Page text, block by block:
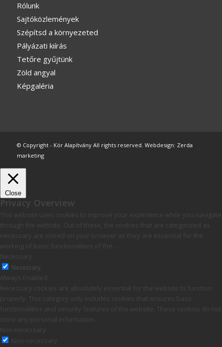
Rólunk
Sajtóközlemények
Szépítsd a környezeted
Pályázati kiírás
Tetőre gyűjtünk
Zöld angyal
Képgaléria
© Copyright - Kör Alapítvány All rights reserved. Webdesign: Zerda
marketing
Close
Privacy Overview
This website uses cookies to improve your experience while you navigate
through the website. Out of these, the cookies that are categorized as
necessary are stored on your browser as they are essential for the
working of basic functionalities of the
Necessary
Necessary
Always Enabled
Necessary cookies are absolutely essential for the website to function
properly. This category only includes cookies that ensures basic
functionalities and security features of the website. These cookies do not
store any personal information.
Non-necessary
Non-necessary